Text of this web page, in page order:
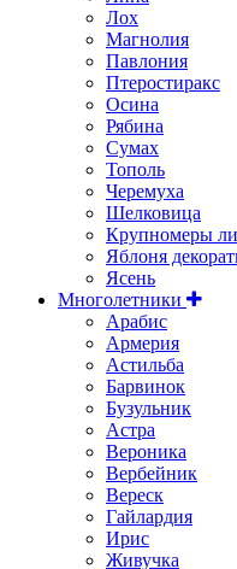
Лох
Магнолия
Павлония
Птеростиракс
Осина
Рябина
Сумах
Тополь
Черемуха
Шелковица
Крупномеры
Яблоня
Ясень
Многолетники
Арабис
Армерия
Астильбa
Барвинок
Бузульник
Астра
Вероника
Вербейник
Вереск
Гайлардия
Ирис
Живучка